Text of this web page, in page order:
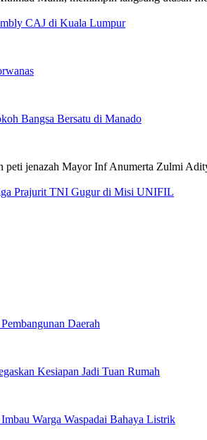
CAJ di Kuala Lumpur
Bangsa Bersatu di Manado
Prajurit TNI Gugur di Misi UNIFIL
Daerah
Kesiapan Jadi Tuan Rumah
Warga Waspadai Bahaya Listrik